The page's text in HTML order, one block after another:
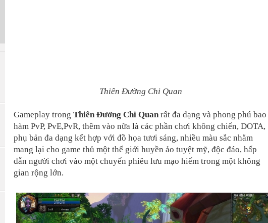
Thiên Đường Chi Quan
Gameplay trong Thiên Đường Chi Quanrất đa dạng và phong phú bao
hàm PvP, PvE,PvR, thêm vào nữa là các phần chơi không chiến, DOTA,
phụ bản đa dạng kết hợp với đồ họa tươi sáng, nhiều màu sắc nhằm
mang lại cho game thủ một thế giới huyền ảo tuyệt mỹ, độc đáo, hấp
dẫn người chơi vào một chuyến phiêu lưu mạo hiểm trong một không
gian rộng lớn.